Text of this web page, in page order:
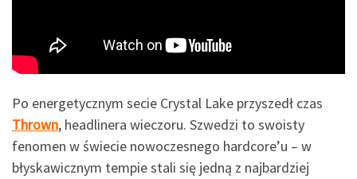
Po energetycznym secie Crystal Lake przyszedł czas
Thrown, headlinera wieczoru. Szwedzi to swoisty
fenomen w świecie nowoczesnego hardcore’u – w
błyskawicznym tempie stali się jedną z najbardziej